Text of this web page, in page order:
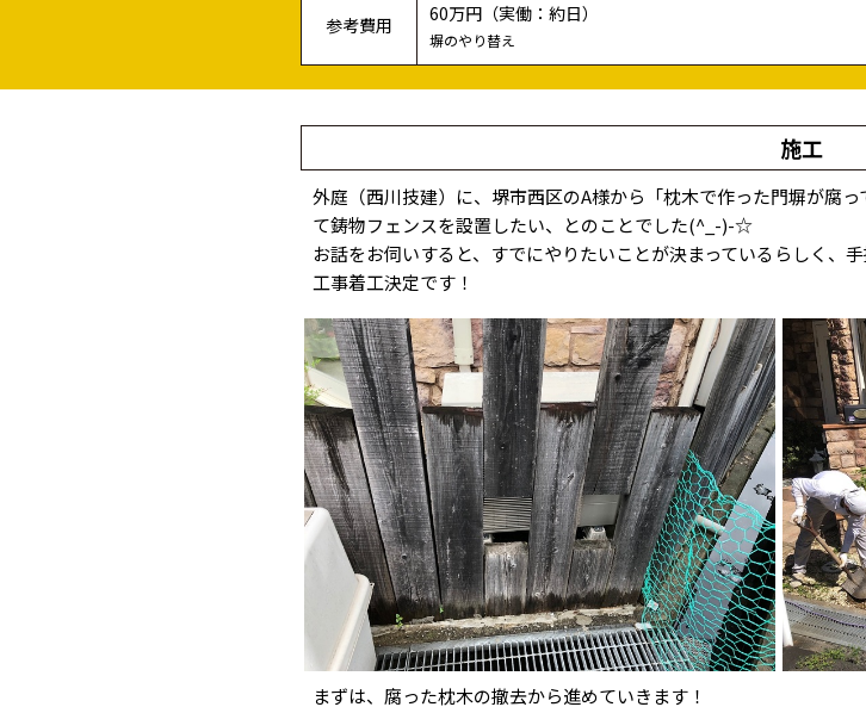
参考費用 60万円（実働：約日）
塀のやり替え
施工
外庭（西川技建）に、堺市西区のA様から「枕木で作った門塀が腐
て鋳物フェンスを設置したい、とのことでした(^_-)-☆
お話をお伺いすると、すでにやりたいことが決まっているらしく、
工事着工決定です！
まずは、腐った枕木の撤去から進めていきます！